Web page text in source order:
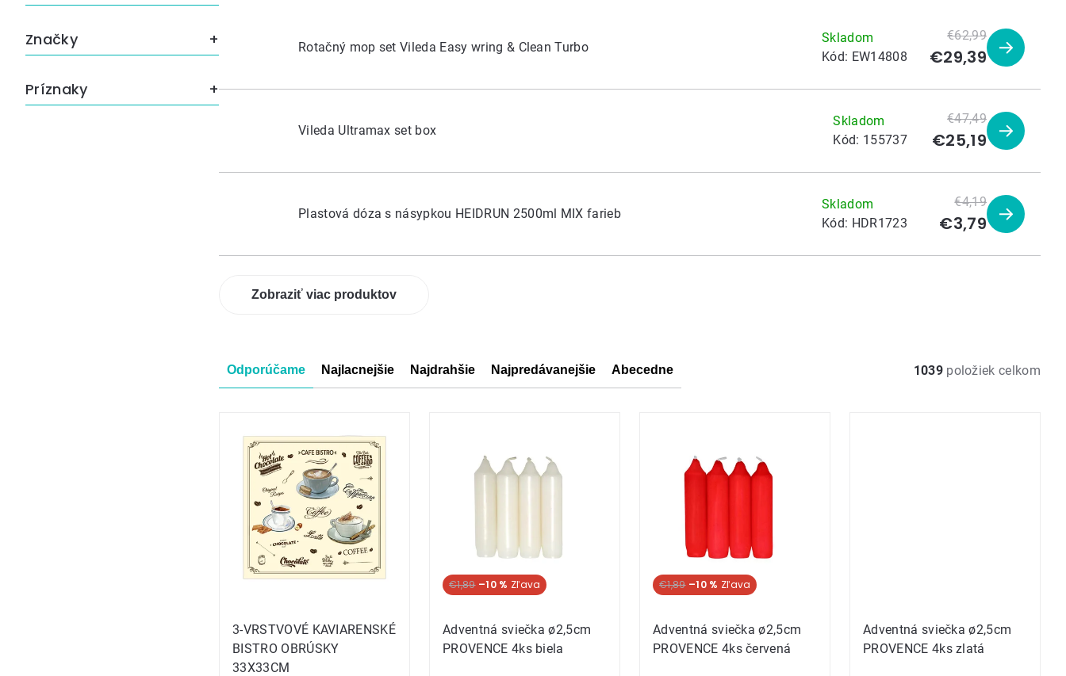
Príznaky
Značky Rotačný mop set Vileda Easy wring & Clean Turbo
Skladom
Kód: EW14808
€62,99
€29,39
Zobraziť
Vileda Ultramax set box
Skladom
Kód: 155737
€47,49
€25,19
Zobraziť
Plastová dóza s násypkou HEIDRUN 2500ml MIX farieb
Skladom
Kód: HDR1723
€4,19
€3,79
Zobraziť
Zobraziť viac produktov
Radenie
Odporúčame Najlacnejšie Najdrahšie Najpredávanejšie Abecedne 1039položiek celkom
Výpis
produktov
3-VRSTVOVÉ KAVIARENSKÉ
BISTRO OBRÚSKY
33X33CM
€1,89 –10 %
Adventná sviečka ø2,5cm
PROVENCE 4ks biela
€1,89 –10 %
Adventná sviečka ø2,5cm
PROVENCE 4ks červená
Adventná sviečka ø2,5cm
PROVENCE 4ks zlatá